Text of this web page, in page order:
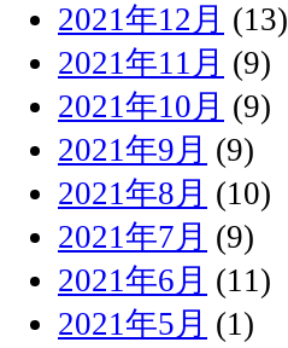
2021年12月 (13)
2021年11月 (9)
2021年10月 (9)
2021年9月 (9)
2021年8月 (10)
2021年7月 (9)
2021年6月 (11)
2021年5月 (1)